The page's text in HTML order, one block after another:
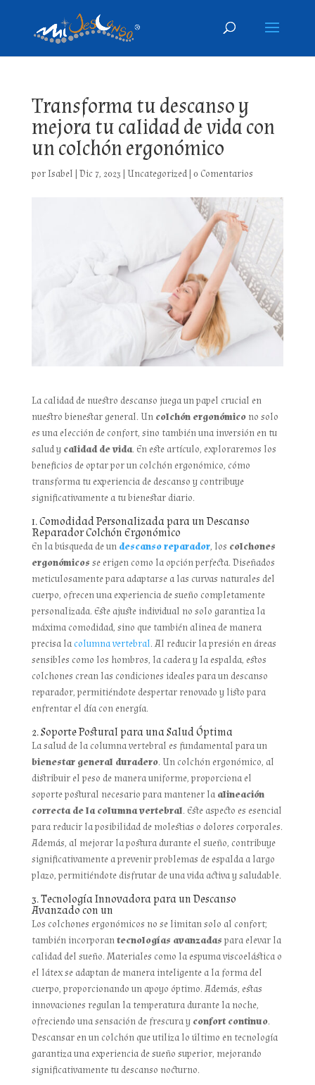
Transforma tu descanso y
mejora tu calidad de vida con
un colchón ergonómico
porIsabel | Dic 7, 2023 | Uncategorized| 0 Comentarios
La calidad de nuestro descanso juega un papel crucial en
nuestro bienestar general. Un colchón ergonómicono solo
es una elección de confort, sino también una inversión en tu
salud y calidad de vida. En este artículo, exploraremos los
beneficios de optar por un colchón ergonómico, cómo
transforma tu experiencia de descanso y contribuye
significativamente a tu bienestar diario.
1. Comodidad Personalizada para un Descanso
Reparador Colchón Ergonómico
En la búsqueda de un descanso reparador, los colchones
ergonómicos se erigen como la opción perfecta. Diseñados
meticulosamente para adaptarse a las curvas naturales del
cuerpo, ofrecen una experiencia de sueño completamente
personalizada. Este ajuste individual no solo garantiza la
máxima comodidad, sino que también alinea de manera
precisa la columna vertebral. Al reducir la presión en áreas
sensibles como los hombros, la cadera y la espalda, estos
colchones crean las condiciones ideales para un descanso
reparador, permitiéndote despertar renovado y listo para
enfrentar el día con energía.
2. Soporte Postural para una Salud Óptima
La salud de la columna vertebral es fundamental para un
bienestar general duradero. Un colchón ergonómico, al
distribuir el peso de manera uniforme, proporciona el
soporte postural necesario para mantener la alineación
correcta de la columna vertebral. Este aspecto es esencial
para reducir la posibilidad de molestias o dolores corporales.
Además, al mejorar la postura durante el sueño, contribuye
significativamente a prevenir problemas de espalda a largo
plazo, permitiéndote disfrutar de una vida activa y saludable.
3. Tecnología Innovadora para un Descanso
Avanzado con un
Los colchones ergonómicos no se limitan solo al confort;
también incorporantecnologías avanzadas para elevar la
calidad del sueño. Materiales como la espuma viscoelástica o
el látex se adaptan de manera inteligente a la forma del
cuerpo, proporcionando un apoyo óptimo. Además, estas
innovaciones regulan la temperatura durante la noche,
ofreciendo una sensación de frescura y confort continuo.
Descansar en un colchón que utiliza lo último en tecnología
garantiza una experiencia de sueño superior, mejorando
significativamente tu descanso nocturno.